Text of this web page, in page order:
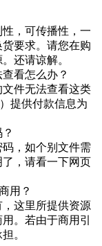
，可传播性，一
要求。请您在购
还请谅解。
看怎么办？
件无法查看这类
提供付款信息为
，如个别文件需
，请看一下网页
用？
这里所提供资源
。若由于商用引
。